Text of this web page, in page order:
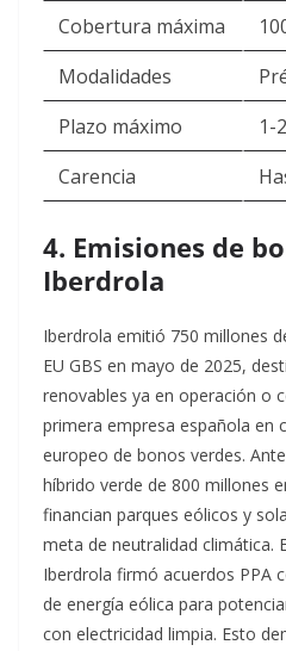
Cobertura máxima
Modalidades
Plazo máximo
1-
Carencia
4. Emisiones de
Iberdrola
Iberdrola emitió 750 millones
EU GBS en mayo de 2025,
renovables ya en operación o
primera empresa española en
europeo de bonos verdes.
híbrido verde de 800 millones
financian parques eólicos y
meta de neutralidad climática.
Iberdrola firmó acuerdos PPA
de energía eólica para
con electricidad limpia. Esto